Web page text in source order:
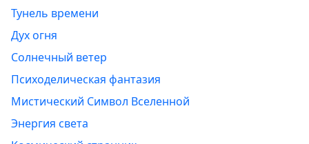
Тунель времени
Дух огня
Солнечный ветер
Психоделическая фантазия
Мистический Символ Вселенной
Энергия света